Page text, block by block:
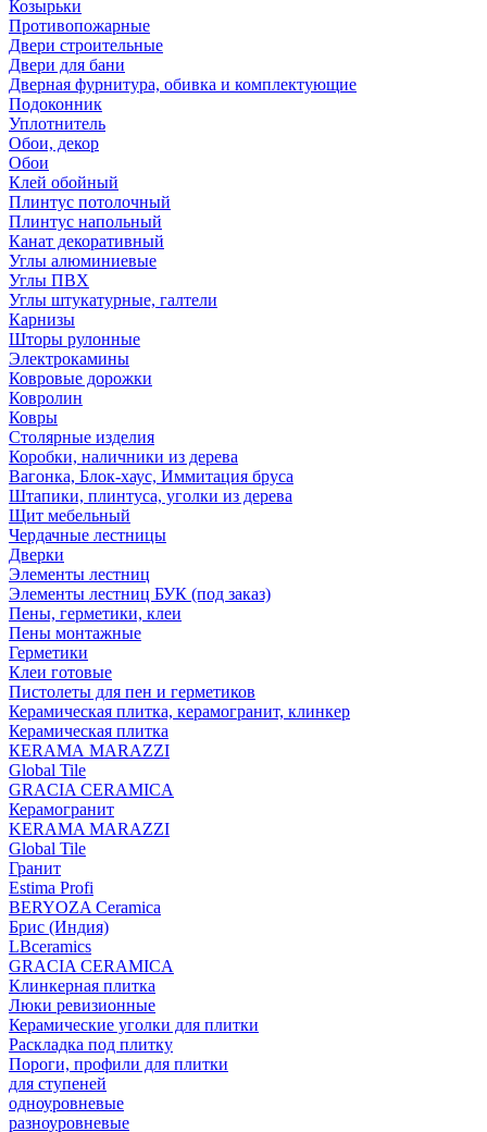
Козырьки
Противопожарные
Двери строительные
Двери для бани
Дверная фурнитура, обивка и комплектующие
Подоконник
Уплотнитель
Обои, декор
Обои
Клей обойный
Плинтус потолочный
Плинтус напольный
Канат декоративный
Углы алюминиевые
Углы ПВХ
Углы штукатурные, галтели
Карнизы
Шторы рулонные
Электрокамины
Ковровые дорожки
Ковролин
Ковры
Столярные изделия
Коробки, наличники из дерева
Вагонка, Блок-хаус, Иммитация бруса
Штапики, плинтуса, уголки из дерева
Щит мебельный
Чердачные лестницы
Дверки
Элементы лестниц
Элементы лестниц БУК (под заказ)
Пены, герметики, клеи
Пены монтажные
Герметики
Клеи готовые
Пистолеты для пен и герметиков
Керамическая плитка, керамогранит, клинкер
Керамическая плитка
КЕRАМА MARAZZI
Global Tile
GRACIA CERAMICA
Керамогранит
KERAMA MARAZZI
Global Tile
Гранит
Estima Profi
BERYOZA Ceramica
Брис (Индия)
LBceramics
GRACIA CERAMICA
Клинкерная плитка
Люки ревизионные
Керамические уголки для плитки
Раскладка под плитку
Пороги, профили для плитки
для ступеней
одноуровневые
разноуровневые